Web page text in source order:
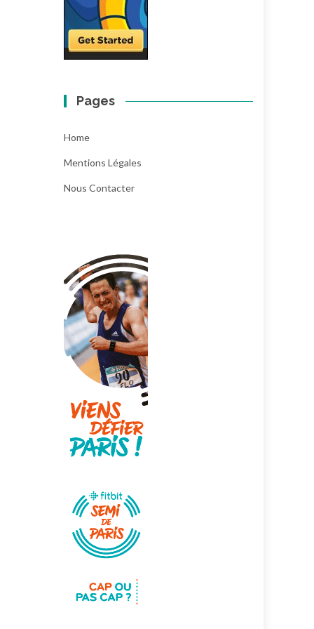
Pages
Home
Mentions Légales
Nous Contacter